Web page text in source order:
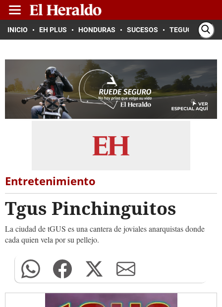
INICIO EH PLUS HONDURAS SUCESOS TEGUCIGALPA
Entretenimiento
Tgus Pinchinguitos
La ciudad de tGUS es una cantera de joviales anarquistas donde
cada quien vela por su pellejo.